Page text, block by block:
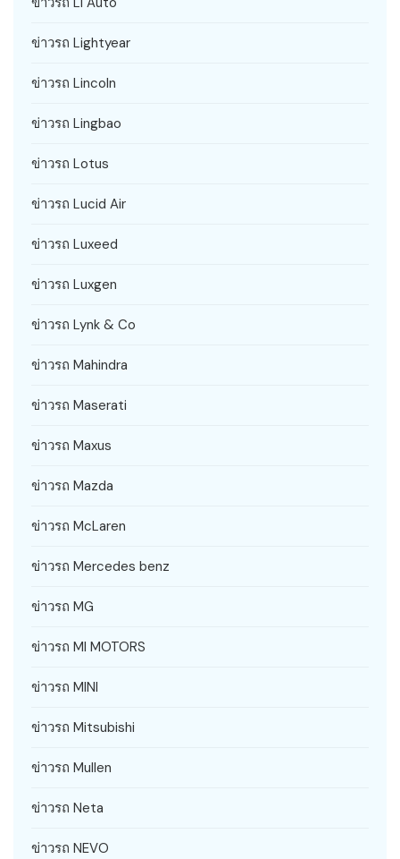
ข่าวรถ Lightyear
ข่าวรถ Lincoln
ข่าวรถ Lingbao
ข่าวรถ Lotus
ข่าวรถ Lucid Air
ข่าวรถ Luxeed
ข่าวรถ Luxgen
ข่าวรถ Lynk & Co
ข่าวรถ Mahindra
ข่าวรถ Maserati
ข่าวรถ Maxus
ข่าวรถ Mazda
ข่าวรถ McLaren
ข่าวรถ Mercedes benz
ข่าวรถ MG
ข่าวรถ MI MOTORS
ข่าวรถ MINI
ข่าวรถ Mitsubishi
ข่าวรถ Mullen
ข่าวรถ Neta
ข่าวรถ NEVO